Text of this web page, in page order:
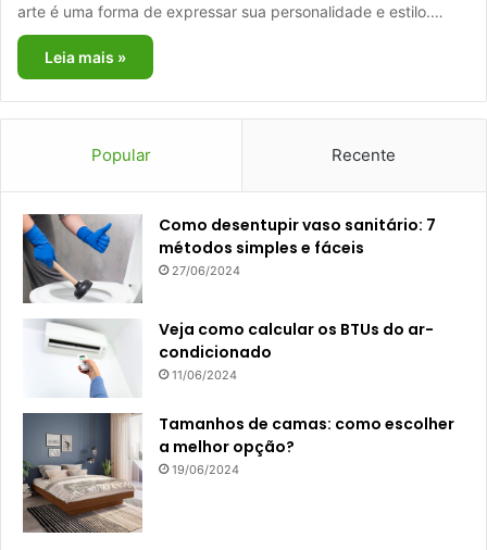
arte é uma forma de expressar sua personalidade e estilo.…
Leia mais »
Popular Recente
Como desentupir vaso sanitário: 7
métodos simples e fáceis
27/06/2024
Veja como calcular os BTUs do ar-
condicionado
11/06/2024
Tamanhos de camas: como escolher
a melhor opção?
19/06/2024